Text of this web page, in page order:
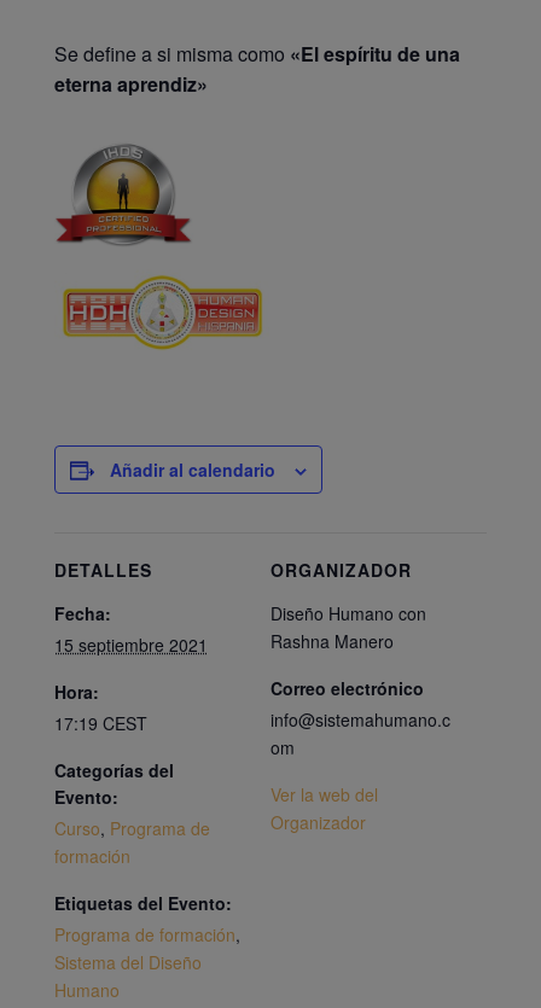
Se define a si misma como «El espíritu de una
eterna aprendiz»
Añadir al calendario
DETALLES
Fecha:
15 septiembre 2021
Hora:
17:19 CEST
Categorías del
Evento:
Curso, Programa de
formación
Etiquetas del Evento:
Programa de formación,
Sistema del Diseño
Humano
ORGANIZADOR
Diseño Humano con
Rashna Manero
Correo electrónico
info@sistemahumano.c
om
Ver la web del
Organizador